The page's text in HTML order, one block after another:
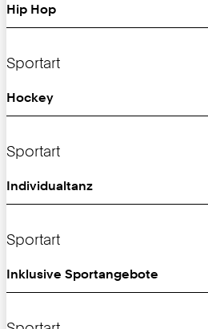
Hip Hop
Sportart
Hockey
Sportart
Individualtanz
Sportart
Inklusive Sportangebote